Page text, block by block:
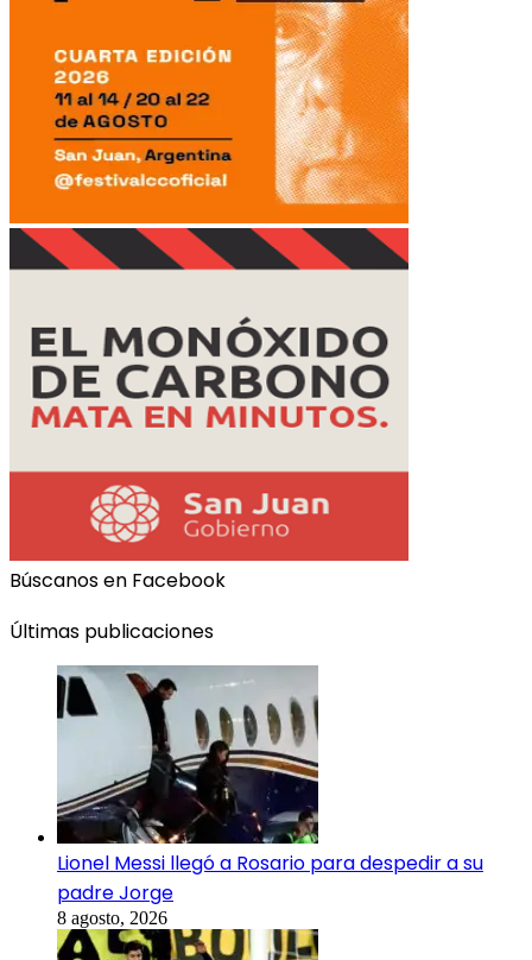
Búscanos en Facebook
Últimas publicaciones
Lionel Messi llegó a Rosario para despedir a su
padre Jorge
8 agosto, 2026